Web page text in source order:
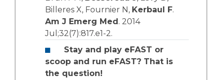
Billeres X, Fournier N, Kerbaul F.
Am J Emerg Med . 2014
Jul;32(7):817.e1-2.
Stay and play eFAST or
scoop and run eFAST? That is
the question!